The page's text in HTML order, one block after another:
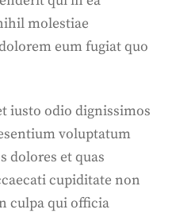
molestiae
eum fugiat quo
iusto odio dignissimos
voluptatum
dolores et quas
cupiditate non
culpa qui officia